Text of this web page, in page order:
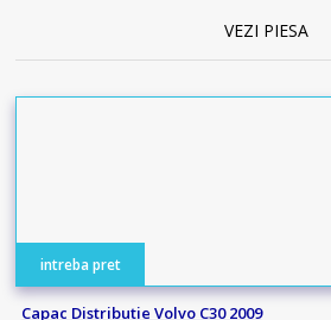
VEZI PIESA
intreba pret
Capac Distributie Volvo C30 2009